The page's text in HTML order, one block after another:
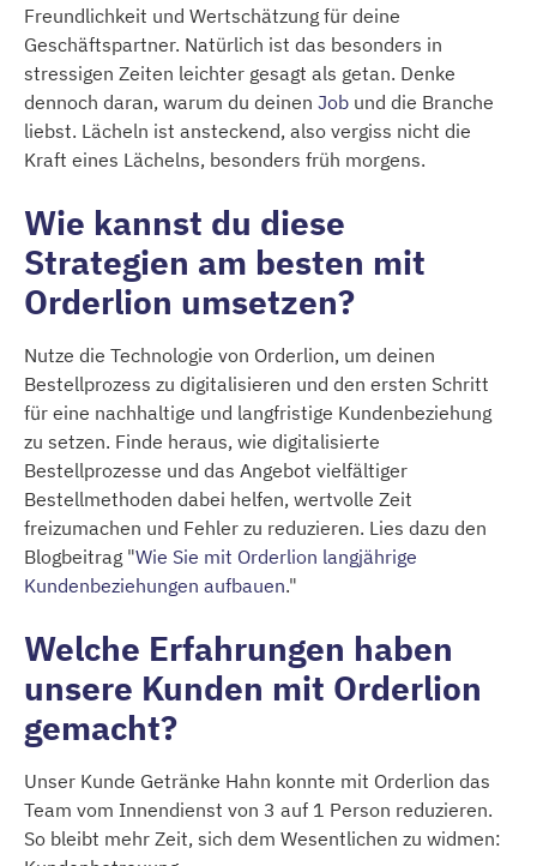
Freundlichkeit und Wertschätzung für deine
Geschäftspartner. Natürlich ist das besonders in
stressigen Zeiten leichter gesagt als getan. Denke
dennoch daran, warum du deinen Job und die Branche
liebst. Lächeln ist ansteckend, also vergiss nicht die
Kraft eines Lächelns, besonders früh morgens.
Wie kannst du diese
Strategien am besten mit
Orderlion umsetzen?
Nutze die Technologie von Orderlion, um deinen
Bestellprozess zu digitalisieren und den ersten Schritt
für eine nachhaltige und langfristige Kundenbeziehung
zu setzen. Finde heraus, wie digitalisierte
Bestellprozesse und das Angebot vielfältiger
Bestellmethoden dabei helfen, wertvolle Zeit
freizumachen und Fehler zu reduzieren. Lies dazu den
Blogbeitrag "Wie Sie mit Orderlion langjährige
Kundenbeziehungen aufbauen."
Welche Erfahrungen haben
unsere Kunden mit Orderlion
gemacht?
Unser Kunde Getränke Hahn konnte mit Orderlion das
Team vom Innendienst von 3 auf 1 Person reduzieren.
So bleibt mehr Zeit, sich dem Wesentlichen zu widmen: